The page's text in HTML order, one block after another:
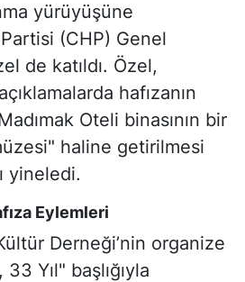
yürüyüşüne
(CHP) Genel
de katıldı. Özel,
hafızanın
Oteli binasının bir
haline getirilmesi
yineledi.
Eylemleri
Derneği’nin organize
Yıl" başlığıyla